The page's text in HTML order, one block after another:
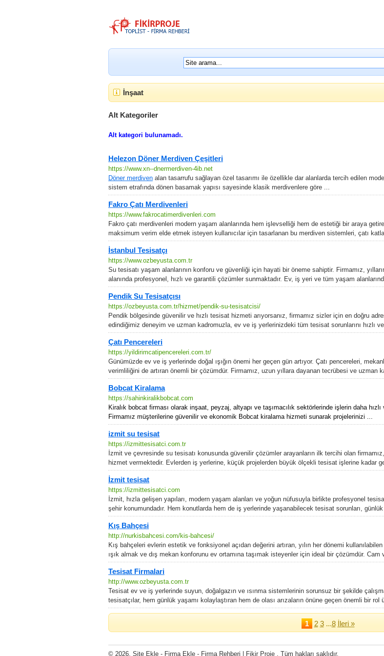
İnşaat
Alt Kategoriler
Alt kategori bulunamadı.
Helezon Döner Merdiven Çeşitleri
https://www.xn--dnermerdiven-4ib.net
Döner merdiven alan tasarrufu sağlayan özel tasarımı ile özellikle dar alanlarda tercih edilen
sistem etrafında dönen basamak yapısı sayesinde klasik merdivenlere göre ...
Fakro Çatı Merdivenleri
https://www.fakrocatimerdivenleri.com
Fakro çatı merdivenleri modern yaşam alanlarında hem işlevselliği hem de estetiği bir araya
maksimum verim elde etmek isteyen kullanıcılar için tasarlanan bu merdiven sistemleri, çatı
İstanbul Tesisatçı
https://www.ozbeyusta.com.tr
Su tesisatı yaşam alanlarının konforu ve güvenliği için hayati bir öneme sahiptir. Firmamız,
alanında profesyonel, hızlı ve garantili çözümler sunmaktadır. Ev, iş yeri ve tüm yaşam
Pendik Su Tesisatçısı
https://ozbeyusta.com.tr/hizmet/pendik-su-tesisatcisi/
Pendik bölgesinde güvenilir ve hızlı tesisat hizmeti arıyorsanız, firmamız sizler için en doğru
edindiğimiz deneyim ve uzman kadromuzla, ev ve iş yerlerinizdeki tüm tesisat sorunlarını hızlı
Çatı Pencereleri
https://yildirimcatipencereleri.com.tr/
Günümüzde ev ve iş yerlerinde doğal ışığın önemi her geçen gün artıyor. Çatı pencereleri,
verimliliğini de artıran önemli bir çözümdür. Firmamız, uzun yıllara dayanan tecrübesi ve uzman
Bobcat Kiralama
https://sahinkiralikbobcat.com
Kiralık bobcat firması olarak inşaat, peyzaj, altyapı ve taşımacılık sektörlerinde işlerin daha
Firmamız müşterilerine güvenilir ve ekonomik Bobcat kiralama hizmeti sunarak projelerinizi ...
izmit su tesisat
https://izmittesisatci.com.tr
İzmit ve çevresinde su tesisatı konusunda güvenilir çözümler arayanların ilk tercihi olan
hizmet vermektedir. Evlerden iş yerlerine, küçük projelerden büyük ölçekli tesisat işlerine kadar
İzmit tesisat
https://izmittesisatci.com
İzmit, hızla gelişen yapıları, modern yaşam alanları ve yoğun nüfusuyla birlikte profesyonel
şehir konumundadır. Hem konutlarda hem de iş yerlerinde yaşanabilecek tesisat sorunları,
Kış Bahçesi
http://nurkisbahcesi.com/kis-bahcesi/
Kış bahçeleri evlerin estetik ve fonksiyonel açıdan değerini artıran, yılın her dönemi
ışık almak ve dış mekan konforunu ev ortamına taşımak isteyenler için ideal bir çözümdür. Cam
Tesisat Firmalari
http://www.ozbeyusta.com.tr
Tesisat ev ve iş yerlerinde suyun, doğalgazın ve ısınma sistemlerinin sorunsuz bir şekilde
tesisatçılar, hem günlük yaşamı kolaylaştıran hem de olası arızaların önüne geçen önemli bir rol
1 2 3...8 İleri »
© 2026, Site Ekle - Firma Ekle - Firma Rehberi | Fikir Proje . Tüm hakları saklıdır.